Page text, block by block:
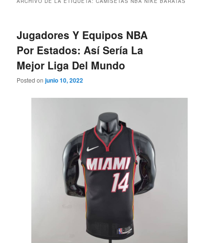
Jugadores Y Equipos NBA
Por Estados: Así Sería La
Mejor Liga Del Mundo
Posted onjunio 10, 2022